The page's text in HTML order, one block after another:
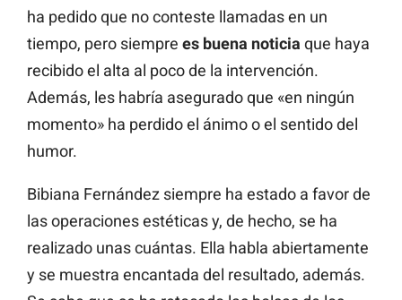
ha pedido que no conteste llamadas en un
tiempo, pero siempre es buena noticia que haya
recibido el alta al poco de la intervención.
Además, les habría asegurado que «en ningún
momento» ha perdido el ánimo o el sentido del
humor.
Bibiana Fernández siempre ha estado a favor de
las operaciones estéticas y, de hecho, se ha
realizado unas cuántas. Ella habla abiertamente
y se muestra encantada del resultado, además.